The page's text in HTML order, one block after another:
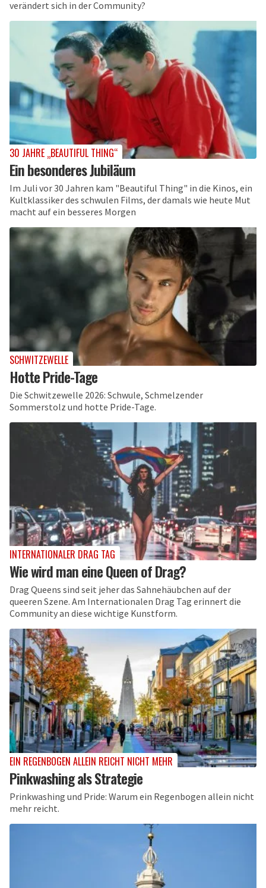
verändert sich in der Community?
30 JAHRE „BEAUTIFUL THING“
Ein besonderes Jubiläum
Im Juli vor 30 Jahren kam "Beautiful Thing" in die Kinos, ein
Kultklassiker des schwulen Films, der damals wie heute Mut
macht auf ein besseres Morgen
SCHWITZEWELLE
Hotte Pride-Tage
Die Schwitzewelle 2026: Schwule, Schmelzender
Sommerstolz und hotte Pride-Tage.
INTERNATIONALER DRAG TAG
Wie wird man eine Queen of Drag?
Drag Queens sind seit jeher das Sahnehäubchen auf der
queeren Szene. Am Internationalen Drag Tag erinnert die
Community an diese wichtige Kunstform.
EIN REGENBOGEN ALLEIN REICHT NICHT MEHR
Pinkwashing als Strategie
Prinkwashing und Pride: Warum ein Regenbogen allein nicht
mehr reicht.